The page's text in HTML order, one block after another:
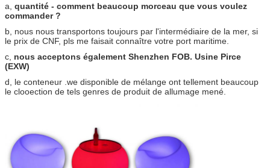
a, quantité - comment beaucoup morceau que vous voulez
commander ?
b, nous nous transportons toujours par l'intermédiaire de la mer, si
le prix de CNF, pls me faisait connaître votre port maritime.
c, nous acceptons également Shenzhen FOB. Usine Pirce
(EXW)
d, le conteneur .we disponible de mélange ont tellement beaucoup
le clooection de tels genres de produit de allumage mené.